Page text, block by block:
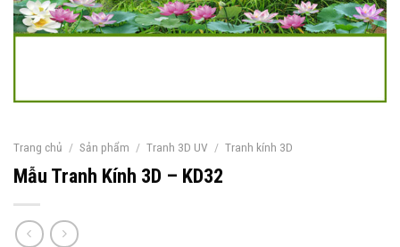
Trang chủ / Sản phẩm / Tranh 3D UV / Tranh kính 3D
Mẫu Tranh Kính 3D – KD32